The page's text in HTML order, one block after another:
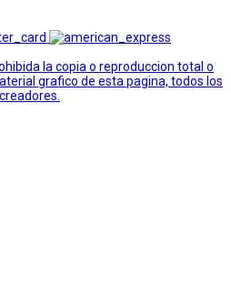
la copia o reproduccion total o
grafico de esta pagina, todos los